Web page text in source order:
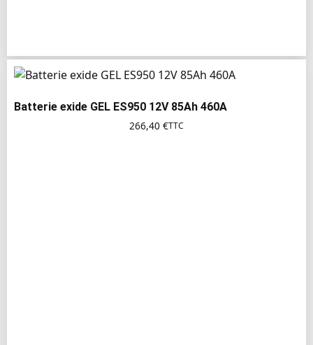
Batterie exide GEL ES950 12V 85Ah 460A
266,40 €TTC